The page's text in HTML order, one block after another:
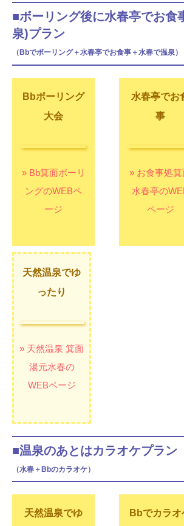
■ボーリング後に水春亭でお食
泉)プラン
（Bbでボーリング＋水春亭でお食事＋水春で温泉）
Bbボーリング
大会
» Bb箕面ボーリ
ングのWEBペ
ージ
水春亭でお
事
» お食事処箕
水春亭の
ページ
天然温泉でゆ
ったり
» 天然温泉 箕面
湯元水春の
WEBページ
■温泉のあとはカラオケプラン
（水春＋Bbのカラオケ）
天然温泉でゆ
Bbでカラオ